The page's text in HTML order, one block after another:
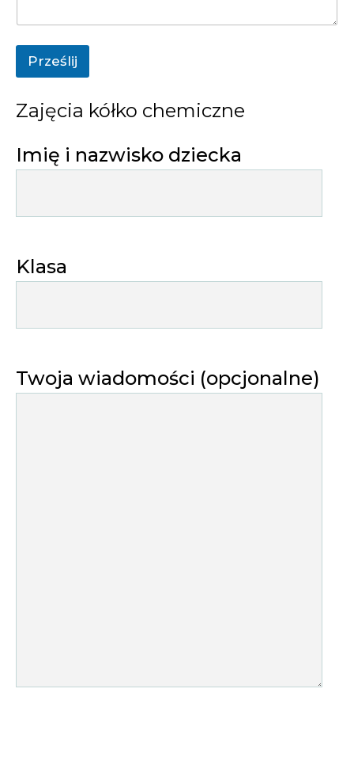
Prześlij
Zajęcia kółko chemiczne
Imię i nazwisko dziecka
Klasa
Twoja wiadomości (opcjonalne)